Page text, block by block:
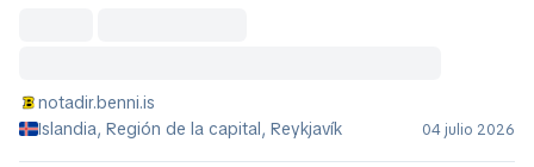
notadir.benni.is
Islandia, Región de la capital, Reykjavík
04 julio 2026